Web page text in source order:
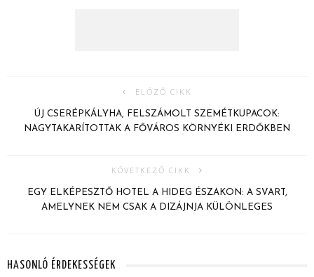
ELŐZŐ CIKK
ÚJ CSERÉPKÁLYHA, FELSZÁMOLT SZEMÉTKUPACOK:
NAGYTAKARÍTOTTAK A FŐVÁROS KÖRNYÉKI ERDŐKBEN
KÖVETKEZŐ CIKK
EGY ELKÉPESZTŐ HOTEL A HIDEG ÉSZAKON: A SVART,
AMELYNEK NEM CSAK A DIZÁJNJA KÜLÖNLEGES
HASONLÓ ÉRDEKESSÉGEK